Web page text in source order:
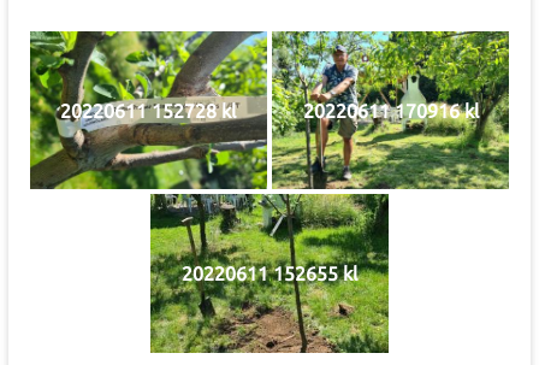
20220611 152728 kl 20220611 170916 kl
20220611 152655 kl